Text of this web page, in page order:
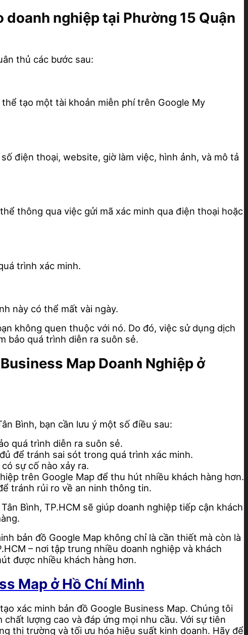
nghiệp tại Phường 15 Quận
thủ các bước sau:
tạo một tài khoản miễn phí trên Google My
điện thoại, website, giờ làm việc, hình ảnh, và mô tả
thông qua việc gửi mã xác minh qua điện thoại hoặc
trình xác minh.
này có thể mất vài ngày.
không quen thuộc với nó. Do đó, việc sử dụng dịch
bảo quá trình diễn ra suôn sẻ.
Map Doanh Nghiệp ở
Bình, bạn cần lưu ý một số điều sau:
quá trình diễn ra suôn sẻ.
để tránh sai sót trong quá trình xác minh.
sự cố nào xảy ra.
trên Google Map để thu hút nhiều khách hàng hơn.
tránh rủi ro về an ninh thông tin.
Bình, TP.HCM sẽ giúp doanh nghiệp tiếp cận khách
bản đồ Google Map không chỉ là cần thiết mà còn là
– nơi tập trung nhiều doanh nghiệp và khách
được nhiều khách hàng hơn.
Map ở Hồ Chí Minh
xác minh bản đồ Google Business Map. Chúng tôi
lượng cao và đáp ứng mọi nhu cầu. Với sự tiên
thị trường và tối ưu hóa hiệu suất kinh doanh. Hãy để